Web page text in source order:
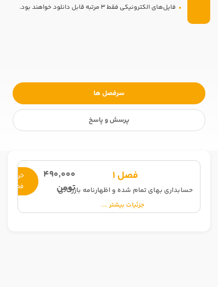
فایل‌های الکترونیکی فقط 3 مرتبه قابل دانلود خواهند بود.
سرفصل ها
پرسش و پاسخ
فصل 1
حسابداری بهای تمام شده و اظهارنامه بازرگانی
جزئیات بیشتر ...
خرید
فصل
490,000
تومن